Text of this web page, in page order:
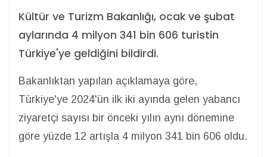
Kültür ve Turizm Bakanlığı, ocak ve şubat
aylarında 4 milyon 341 bin 606 turistin
Türkiye'ye geldiğini bildirdi.
Bakanlıktan yapılan açıklamaya göre,
Türkiye'ye 2024'ün ilk iki ayında gelen yabancı
ziyaretçi sayısı bir önceki yılın aynı dönemine
göre yüzde 12 artışla 4 milyon 341 bin 606 oldu.